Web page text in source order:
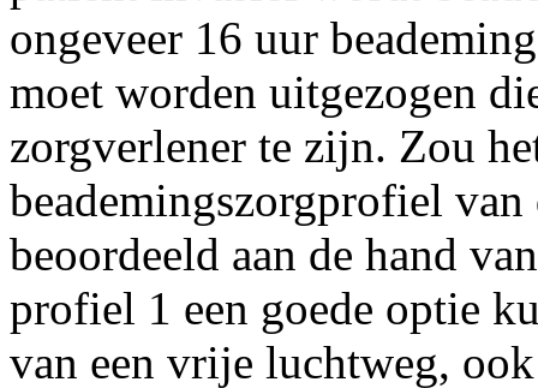
ongeveer 16 uur
moet worden uitgezogen
zorgverlener te zijn. Zou
beademingszorgprofiel
beoordeeld aan de hand
profiel 1 een goede optie
van een vrije luchtweg,